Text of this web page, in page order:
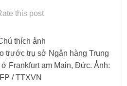
this post
trước trụ sở Ngân hàng Trung
Frankfurt am Main, Đức. Ảnh:
/ TTXVN